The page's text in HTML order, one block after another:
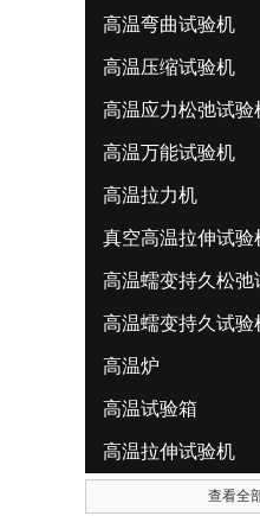
高温弯曲试验机
高温压缩试验机
高温应力松弛试验
高温万能试验机
高温拉力机
真空高温拉伸试验
高温蠕变持久松弛
高温蠕变持久试验
高温炉
高温试验箱
高温拉伸试验机
查看全